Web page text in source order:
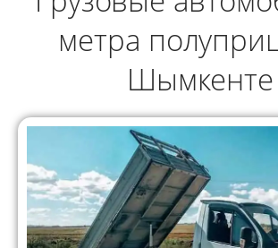
метра
Шымкенте